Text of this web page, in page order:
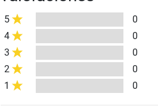
5
0
4
0
3
0
2
0
1
0